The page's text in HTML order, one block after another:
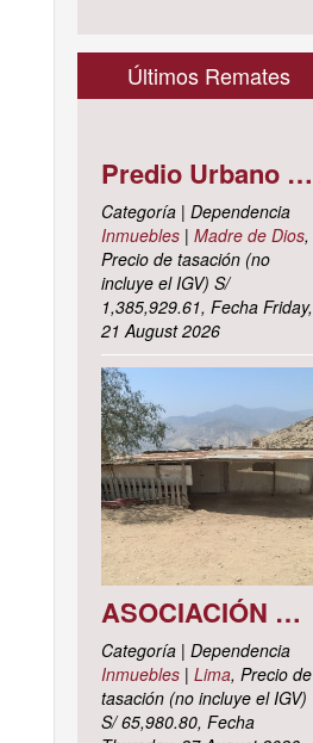
Últimos Remates
Predio Urbano Jirón LIBERTAD Mz. 5-H, Lote 23, TAMBOPATA - TAMBOPATA - MADRE DE DIOS ; cuyo dominio corre inscrito en la partida electrónica N° 07001561 del registro de propiedad inmueble de la ZONA REGISTRAL N° X, SEDE CUSCO, OFICINA REGISTRAL MADRE DE D
Categoría | Dependencia
Inmuebles| Madre de Dios,
Precio de tasación (no
incluye el IGV) S/
1,385,929.61, Fecha Friday,
21 August 2026
ASOCIACIÓN DE VIVIENDA LOS CACTUS MZ. C LOTE 9, DISTRITO DE PACHACAMAC, PROVINCIA Y DEPARTAMENTO DE LIMA
Categoría | Dependencia
Inmuebles| Lima, Precio de
tasación (no incluye el IGV)
S/ 65,980.80, Fecha